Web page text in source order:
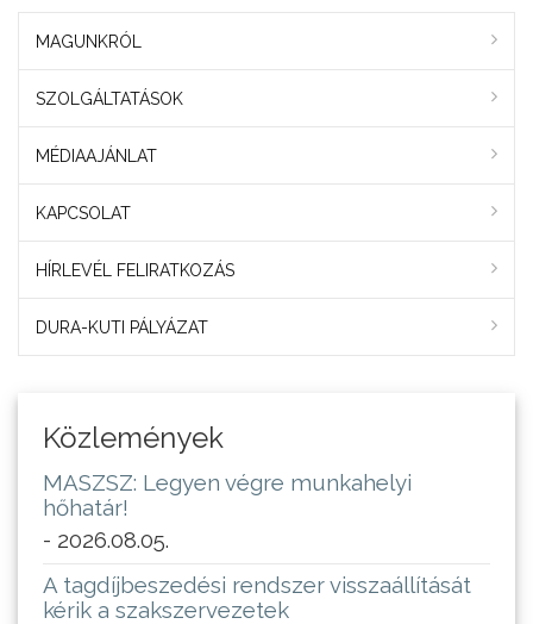
MAGUNKRÓL
SZOLGÁLTATÁSOK
MÉDIAAJÁNLAT
KAPCSOLAT
HÍRLEVÉL FELIRATKOZÁS
DURA-KUTI PÁLYÁZAT
Közlemények
MASZSZ: Legyen végre munkahelyi
hőhatár!
- 2026.08.05.
A tagdíjbeszedési rendszer visszaállítását
kérik a szakszervezetek